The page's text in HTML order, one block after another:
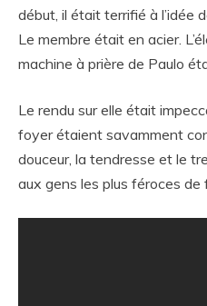
début, il était terrifié à l’idée
Le membre était en acier.
machine à prière de Paulo
Le rendu sur elle était
foyer étaient savamment
douceur, la tendresse et le
aux gens les plus féroces de